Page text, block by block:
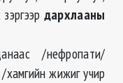
дархлааны
/нефропати/
/хамгийн жижиг учир